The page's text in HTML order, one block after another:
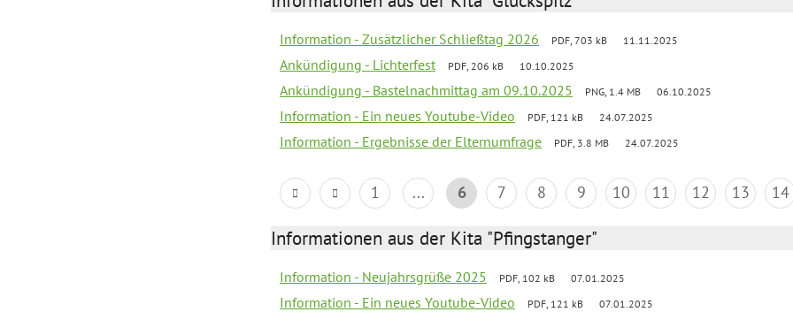
Information - Zusätzlicher Schließtag 2026 PDF, 703 kB 11.11.2025
Ankündigung - Lichterfest PDF, 206 kB 10.10.2025
Ankündigung - Bastelnachmittag am 09.10.2025 PNG, 1.4 MB 06.10.2025
Information - Ein neues Youtube-Video PDF, 121 kB 24.07.2025
Information - Ergebnisse der Elternumfrage PDF, 3.8 MB 24.07.2025
1 ... 6 7 8 9 10 11 12 13 14
Informationen aus der Kita "Pfingstanger"
Information - Neujahrsgrüße 2025 PDF, 102 kB 07.01.2025
Information - Ein neues Youtube-Video PDF, 121 kB 07.01.2025